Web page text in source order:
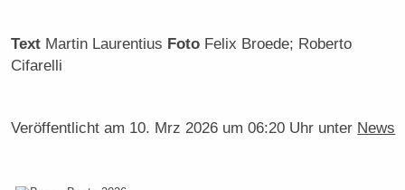
Text Martin Laurentius Foto Felix Broede; Roberto
Cifarelli
Veröffentlicht am 10. Mrz 2026 um 06:20 Uhr unter News